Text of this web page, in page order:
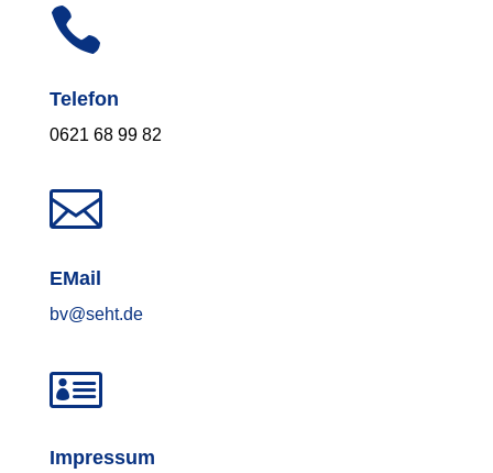

Telefon
0621 68 99 82

EMail
bv@seht.de

Impressum